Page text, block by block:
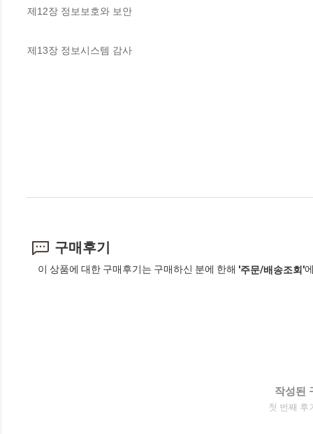
제12장 정보보호와 보안
제13장 정보시스템 감사
구매후기
이 상품에 대한 구매후기는 구매하신 분에 한해 '주문/배송조회'
작성된
첫 번째 후